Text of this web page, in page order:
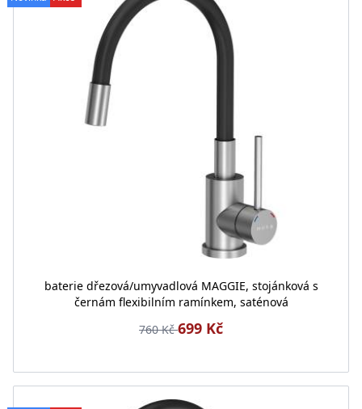
baterie dřezová/umyvadlová MAGGIE, stojánková s
černám flexibilním ramínkem, saténová
760 Kč699 Kč